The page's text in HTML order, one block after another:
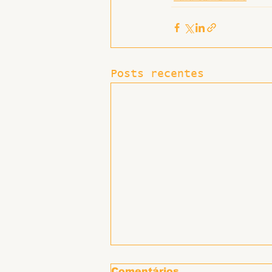
Posts recentes
Defeso eleitoral e